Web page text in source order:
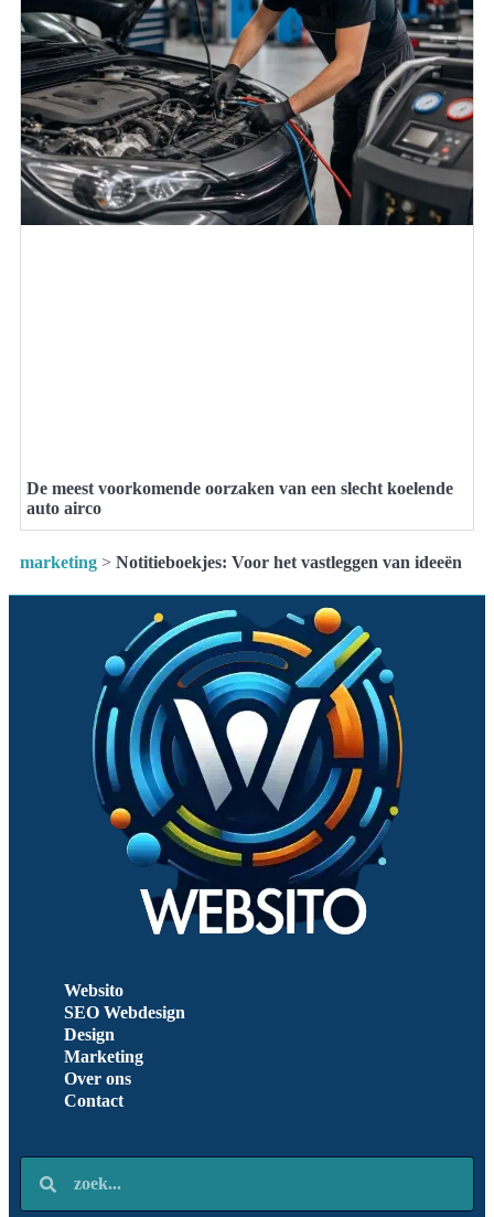
De meest voorkomende oorzaken van een slecht koelende
auto airco
marketing > Notitieboekjes: Voor het vastleggen van ideeën
Websito
SEO Webdesign
Design
Marketing
Over ons
Contact